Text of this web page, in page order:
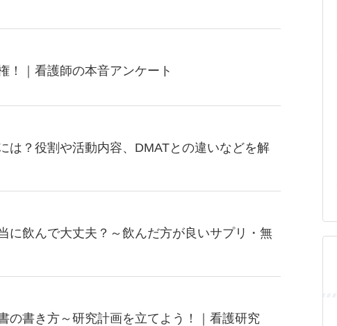
！｜看護師の本音アンケート
は？役割や活動内容、DMATとの違いなどを解
に飲んで大丈夫？～飲んだ方が良いサプリ・無
の書き方～研究計画を立てよう！｜看護研究